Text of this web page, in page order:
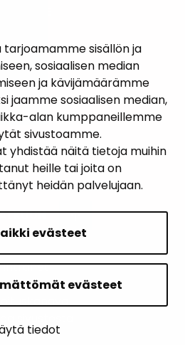
sisällön ja
sosiaalisen median
ja kävijämäärämme
jaamme sosiaalisen median,
alan kumppaneillemme
sivustoamme.
yhdistää näitä tietoja muihin
heille tai joita on
heidän palvelujaan.
evästeet
evästeet
tiedot
Intranet